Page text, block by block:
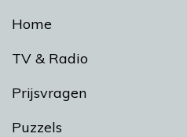
Home
TV & Radio
Prijsvragen
Puzzels